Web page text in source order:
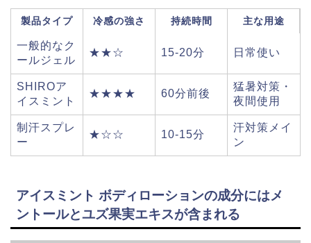
製品タイプ 冷感の強さ 持続時間 主な用途
一般的なク
ールジェル
★★☆ 15-20分 日常使い
SHIROア
イスミント
★★★★ 60分前後
猛暑対策・
夜間使用
制汗スプレ
ー
★☆☆ 10-15分
汗対策メイ
ン
アイスミント ボディローションの成分にはメ
ントールとユズ果実エキスが含まれる